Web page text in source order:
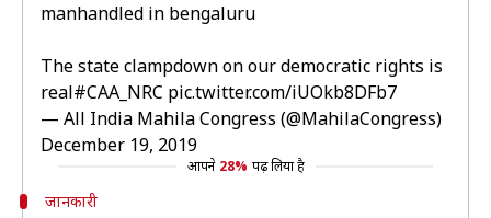
manhandled in bengaluru
The state clampdown on our democratic rights is
real#CAA_NRC pic.twitter.com/iUOkb8DFb7
— All India Mahila Congress (@MahilaCongress)
December 19, 2019
आपने 28% पढ़ लिया है
जानकारी